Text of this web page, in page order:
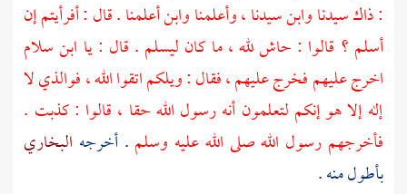
: ذاك سيدنا وابن سيدنا ، وأعلمنا وابن أعلمنا . قال : أفرأيتم إن
أسلم ؟ قالوا : حاش لله ، ما كان ليسلم . قال : يا ابن سلام
اخرج عليهم فخرج عليهم ، فقال : ويلكم اتقوا الله ، فوالذي لا
إله إلا هو إنكم لتعلمون أنه رسول الله حقا ، قالوا : كذبت .
فأخرجهم رسول الله صلى الله عليه وسلم . أخرجه البخاري
بأطول منه .